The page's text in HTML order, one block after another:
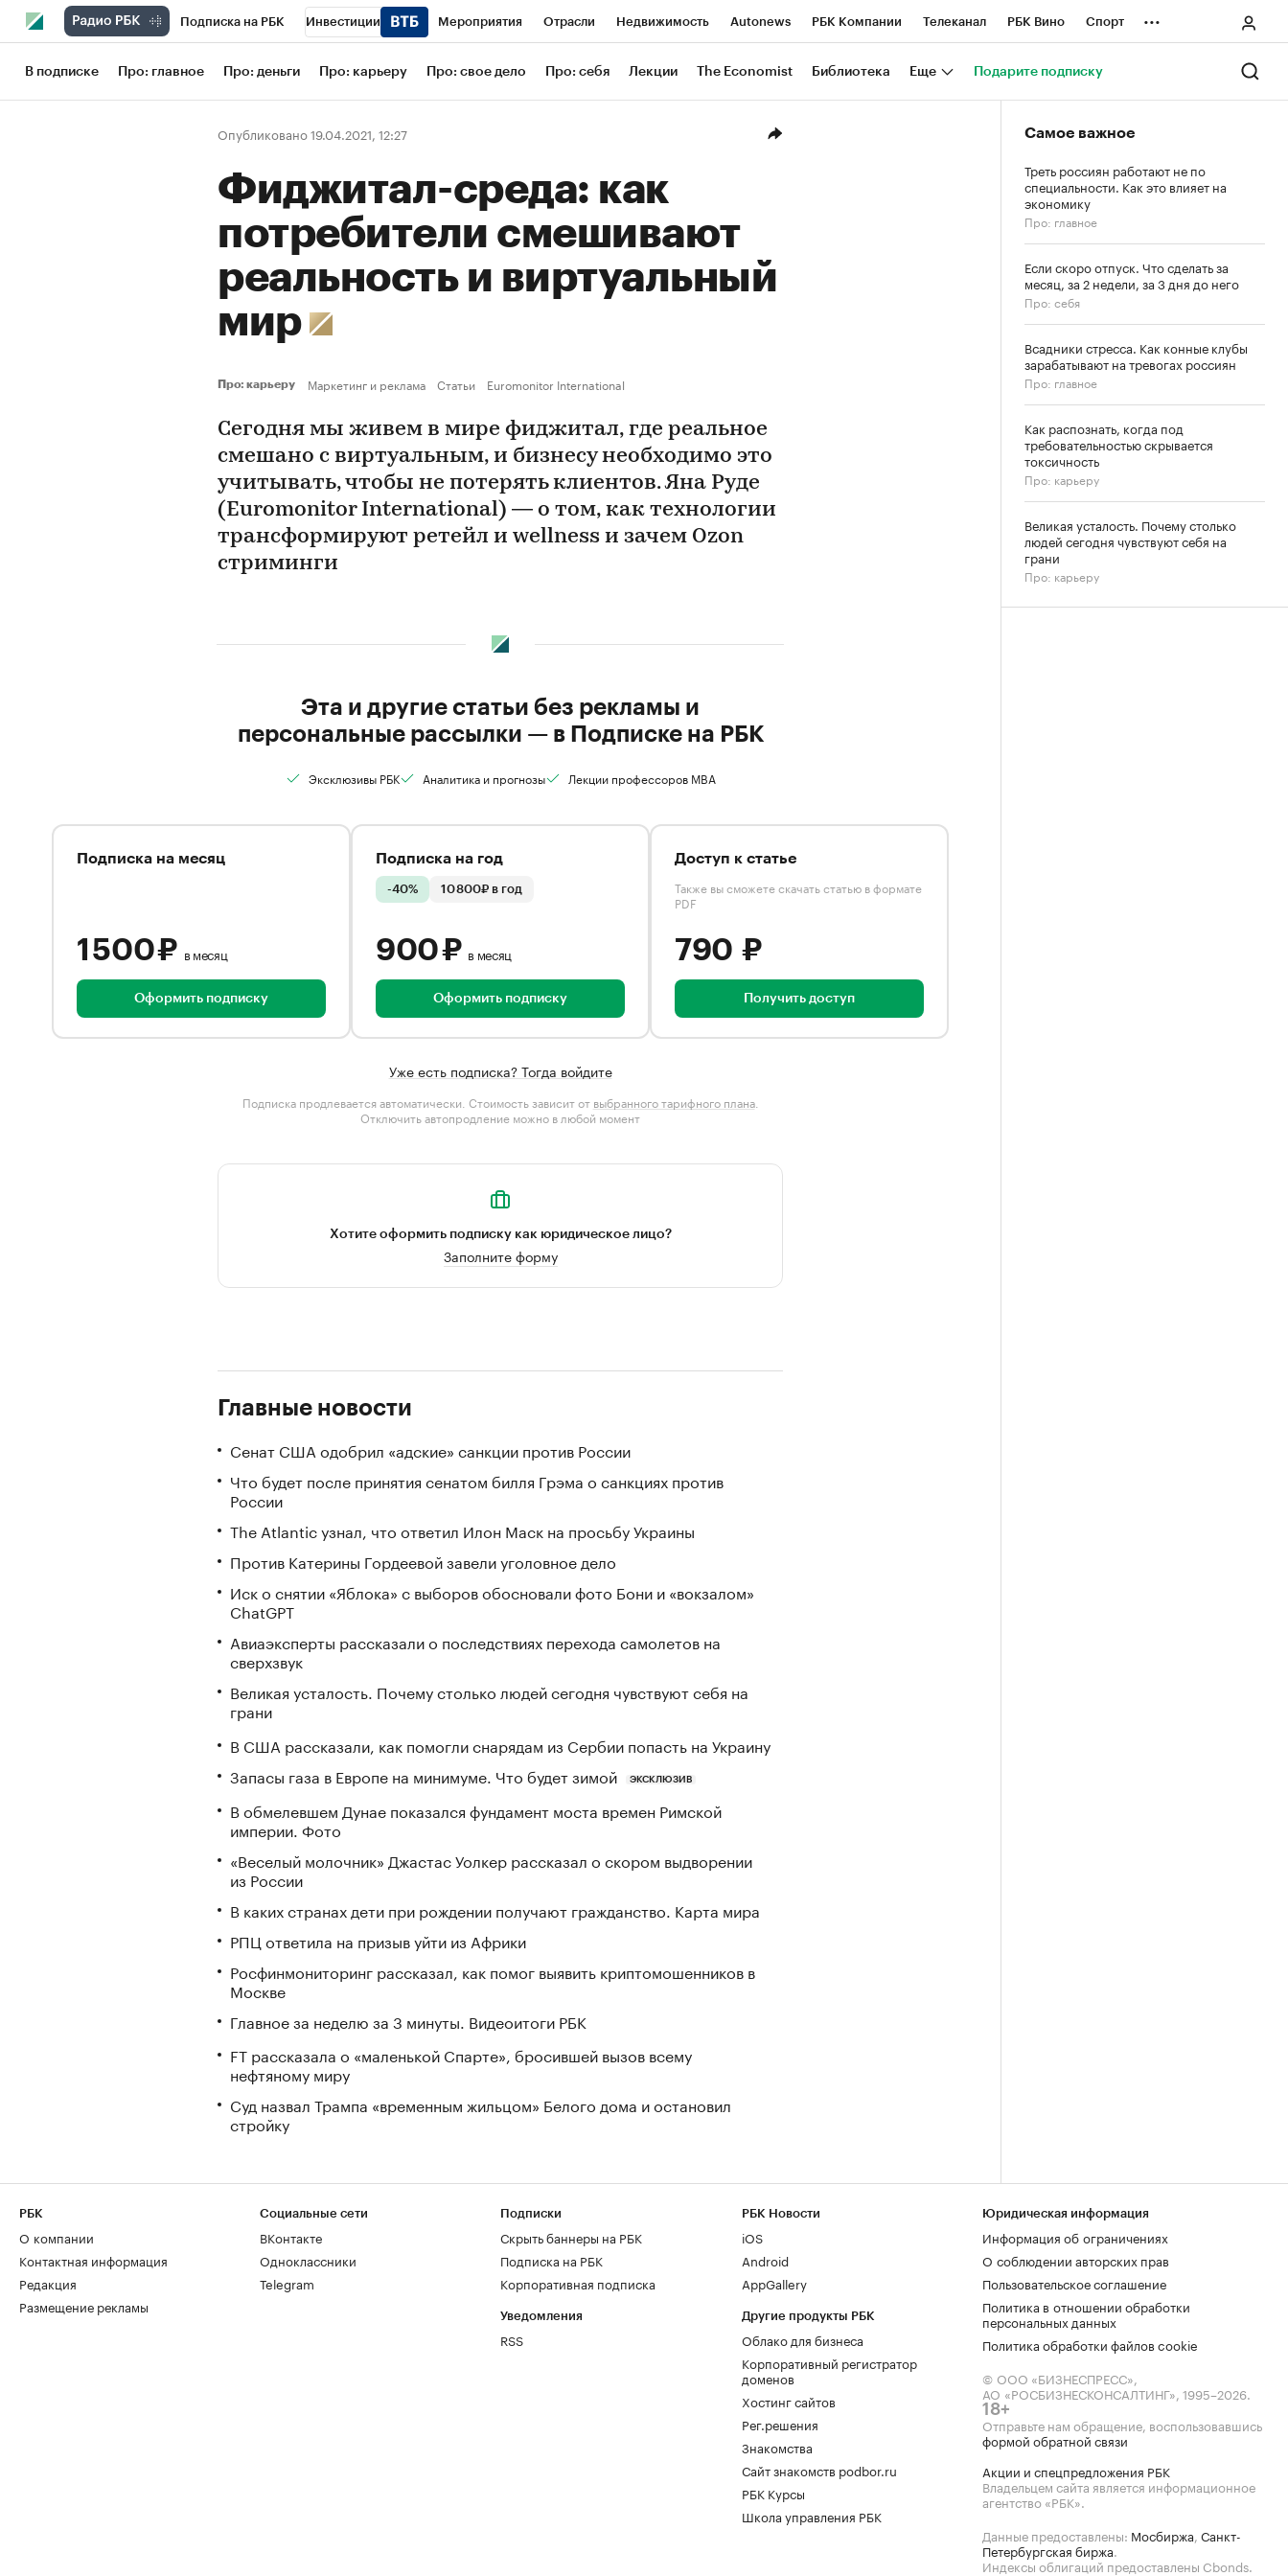
Подписка на РБК Инвестиции Мероприятия Отрасли Недвижимость Autonews РБК Компании Телеканал РБК Вино Спорт
Школа управления РБК РБК Образование РБК Life Тренды Визионеры Национальные проекты Город
Рынок наличной валюты
...
В подписке Про: главное Про: деньги Про: карьеру Про: свое дело Про: себя Лекции The Economist Библиотека Еще Подарите подписку
Опубликовано 19.04.2021, 12:27
Фиджитал-среда: как
потребители смешивают
реальность и виртуальный
мир
Про: карьеру Маркетинг и реклама Статьи Euromonitor International
Сегодня мы живем в мире фиджитал, где реальное
смешано с виртуальным, и бизнесу необходимо это
учитывать, чтобы не потерять клиентов. Яна Руде
(Euromonitor International) — о том, как технологии
трансформируют ретейл и wellness и зачем Ozon
стриминги
Эта и другие статьи без рекламы и
персональные рассылки — в Подписке на РБК
Эксклюзивы РБК Аналитика и прогнозы Лекции профессоров MBA
Подписка на месяц
1 500 ₽ в месяц
Оформить подписку
Подписка на год
-40% 10 800₽ в год
900 ₽ в месяц
Оформить подписку
Доступ к статье
Также вы сможете скачать статью в формате
PDF
790 ₽
Получить доступ
Уже есть подписка? Тогда войдите
Подписка продлевается автоматически. Стоимость зависит от выбранного тарифного плана.
Отключить автопродление можно в любой момент
Хотите оформить подписку как юридическое лицо?
Заполните форму
Главные новости
Сенат США одобрил «адские» санкции против России
Что будет после принятия сенатом билля Грэма о санкциях против
России
The Atlantic узнал, что ответил Илон Маск на просьбу Украины
Против Катерины Гордеевой завели уголовное дело
Иск о снятии «Яблока» с выборов обосновали фото Бони и «вокзалом»
ChatGPT
Авиаэксперты рассказали о последствиях перехода самолетов на
сверхзвук
Великая усталость. Почему столько людей сегодня чувствуют себя на
грани
В США рассказали, как помогли снарядам из Сербии попасть на Украину
Запасы газа в Европе на минимуме. Что будет зимой
ЭКСКЛЮЗИВ
В обмелевшем Дунае показался фундамент моста времен Римской
империи. Фото
«Веселый молочник» Джастас Уолкер рассказал о скором выдворении
из России
В каких странах дети при рождении получают гражданство. Карта мира
РПЦ ответила на призыв уйти из Африки
Росфинмониторинг рассказал, как помог выявить криптомошенников в
Москве
Главное за неделю за 3 минуты. Видеоитоги РБК
FT рассказала о «маленькой Спарте», бросившей вызов всему
нефтяному миру
Суд назвал Трампа «временным жильцом» Белого дома и остановил
стройку
Самое важное
Треть россиян работают не по
специальности. Как это влияет на
экономику
Про: главное
Если скоро отпуск. Что сделать за
месяц, за 2 недели, за 3 дня до него
Про: себя
Всадники стресса. Как конные клубы
зарабатывают на тревогах россиян
Про: главное
Как распознать, когда под
требовательностью скрывается
токсичность
Про: карьеру
Великая усталость. Почему столько
людей сегодня чувствуют себя на
грани
Про: карьеру
РБК
О компании
Контактная информация
Редакция
Размещение рекламы
Социальные сети
ВКонтакте
Одноклассники
Telegram
Подписки
Скрыть баннеры на РБК
Подписка на РБК
Корпоративная подписка
Уведомления
RSS
РБК Новости
iOS
Android
AppGallery
Другие продукты РБК
Облако для бизнеса
Корпоративный регистратор
доменов
Хостинг сайтов
Рег.решения
Знакомства
Сайт знакомств podbor.ru
РБК Курсы
Школа управления РБК
Юридическая информация
Информация об ограничениях
О соблюдении авторских прав
Пользовательское соглашение
Политика в отношении обработки
персональных данных
Политика обработки файлов cookie
© ООО «БИЗНЕСПРЕСС»,
АО «РОСБИЗНЕСКОНСАЛТИНГ», 1995–2026.
18+
Отправьте нам обращение, воспользовавшись
формой обратной связи
Акции и спецпредложения РБК
Владельцем сайта является информационное
агентство «РБК».
Данные предоставлены: Мосбиржа, Санкт-
Петербургская биржа.
Индексы облигаций предоставлены Cbonds.